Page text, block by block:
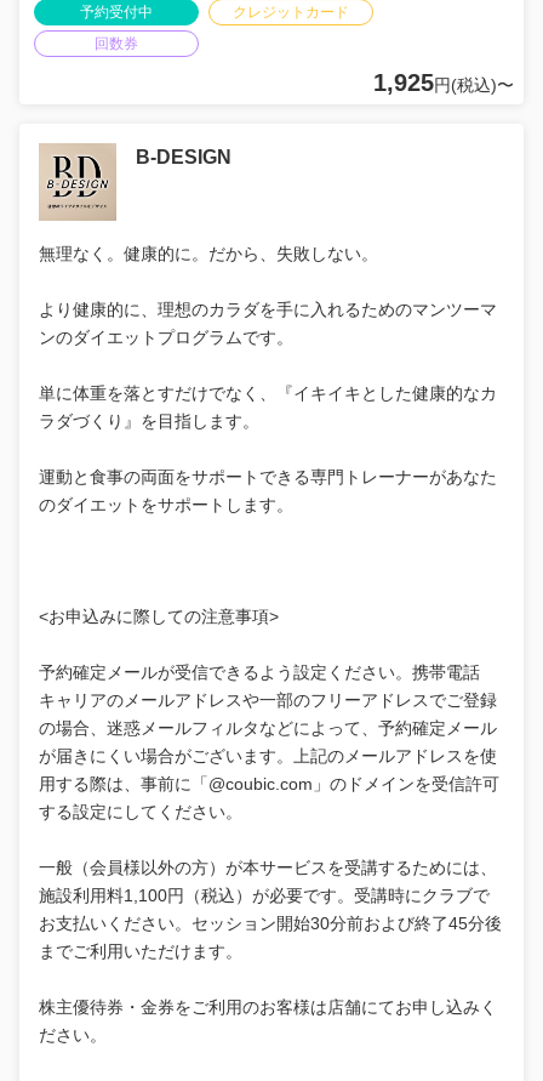
予約受付中
クレジットカード
回数券
1,925円(税込)〜
B-DESIGN
無理なく。健康的に。だから、失敗しない。
より健康的に、理想のカラダを手に入れるためのマンツーマ
ンのダイエットプログラムです。
単に体重を落とすだけでなく、『イキイキとした健康的なカ
ラダづくり』を目指します。
運動と食事の両面をサポートできる専門トレーナーがあなた
のダイエットをサポートします。
<お申込みに際しての注意事項>
予約確定メールが受信できるよう設定ください。携帯電話
キャリアのメールアドレスや一部のフリーアドレスでご登録
の場合、迷惑メールフィルタなどによって、予約確定メール
が届きにくい場合がございます。上記のメールアドレスを使
用する際は、事前に「@coubic.com」のドメインを受信許可
する設定にしてください。
一般（会員様以外の方）が本サービスを受講するためには、
施設利用料1,100円（税込）が必要です。受講時にクラブで
お支払いください。セッション開始30分前および終了45分後
までご利用いただけます。
株主優待券・金券をご利用のお客様は店舗にてお申し込みく
ださい。